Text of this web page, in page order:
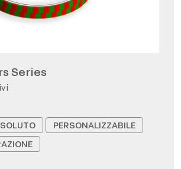
Series
PERSONALIZZABILE